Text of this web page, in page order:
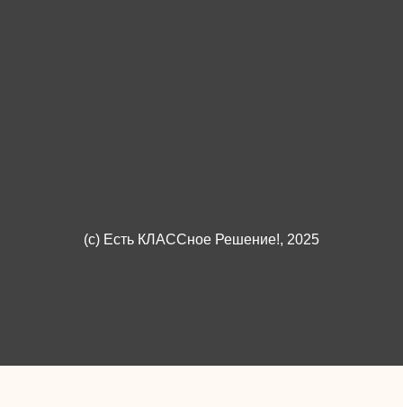
(c) Есть КЛАССное Решение!, 2025